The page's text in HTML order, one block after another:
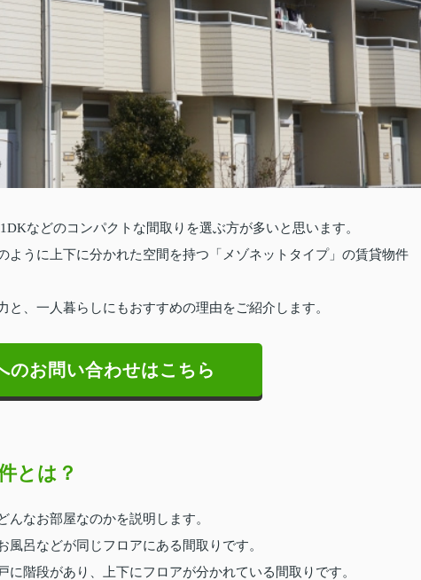
などのコンパクトな間取りを選ぶ方が多いと思います。
ように上下に分かれた空間を持つ「メゾネットタイプ」の賃貸物件
、一人暮らしにもおすすめの理由をご紹介します。
のお問い合わせはこちら
とは？
んなお部屋なのかを説明します。
呂などが同じフロアにある間取りです。
に階段があり、上下にフロアが分かれている間取りです。